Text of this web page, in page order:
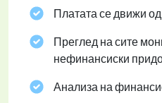
Платата се движи
Преглед на сите
нефинансиски
Анализа на